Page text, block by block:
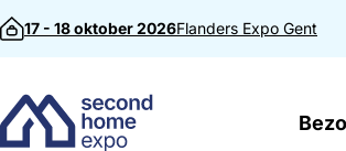
Direct naar inhoud
17 - 18 oktober 2026Flanders Expo Gent